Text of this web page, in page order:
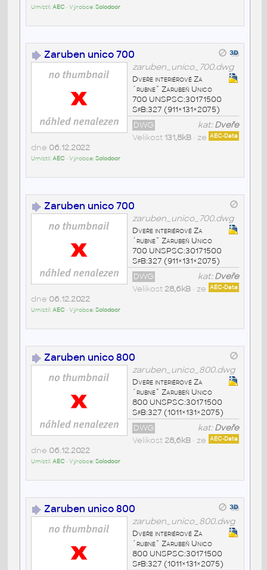
Umístil:AEC• Výrobce:Solodoor
Zaruben unico 700
zaruben_unico_700.dwg
Dveře interiérové Za
´rubneˇ Zarubeň Unico
700 UNSPSC:30171500
SfB:327 (911×131×2075)
kat:Dveře
DWG
AEC-Data
Velikost 131,8kB• ze
dne 06.12.2022
Umístil:AEC• Výrobce:Solodoor
Zaruben unico 700
zaruben_unico_700.dwg
Dveře interiérové Za
´rubneˇ Zarubeň Unico
700 UNSPSC:30171500
SfB:327 (911×131×2075)
kat:Dveře
DWG
AEC-Data
Velikost 28,6kB• ze
dne 06.12.2022
Umístil:AEC• Výrobce:Solodoor
Zaruben unico 800
zaruben_unico_800.dwg
Dveře interiérové Za
´rubneˇ Zarubeň Unico
800 UNSPSC:30171500
SfB:327 (1011×131×2075)
kat:Dveře
DWG
AEC-Data
Velikost 28,6kB• ze
dne 06.12.2022
Umístil:AEC• Výrobce:Solodoor
Zaruben unico 800
zaruben_unico_800.dwg
Dveře interiérové Za
´rubneˇ Zarubeň Unico
800 UNSPSC:30171500
SfB:327 (1011×131×2075)